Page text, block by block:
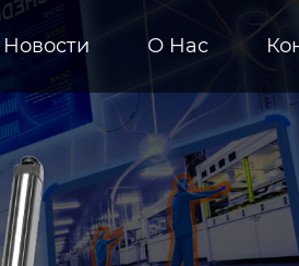
Новости О Hас